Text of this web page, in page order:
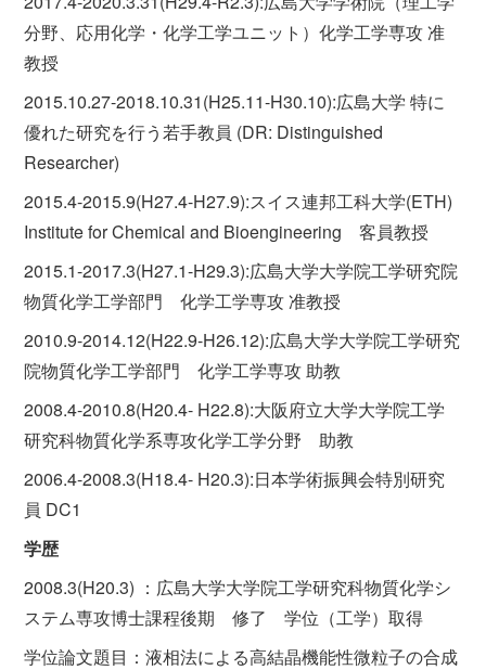
分野、応用化学・化学工学ユニット）化学工学専攻 准
教授
2015.10.27-2018.10.31(H25.11-H30.10):広島大学 特に
優れた研究を行う若手教員 (DR: Distinguished
Researcher)
2015.4-2015.9(H27.4-H27.9):スイス連邦工科大学(ETH)
Institute for Chemical and Bioengineering 客員教授
2015.1-2017.3(H27.1-H29.3):広島大学大学院工学研究院
物質化学工学部門 化学工学専攻 准教授
2010.9-2014.12(H22.9-H26.12):広島大学大学院工学研究
院物質化学工学部門 化学工学専攻 助教
2008.4-2010.8(H20.4- H22.8):大阪府立大学大学院工学
研究科物質化学系専攻化学工学分野 助教
2006.4-2008.3(H18.4- H20.3):日本学術振興会特別研究
員 DC1
学歴
2008.3(H20.3) ：広島大学大学院工学研究科物質化学シ
ステム専攻博士課程後期 修了 学位（工学）取得
学位論文題目：液相法による高結晶機能性微粒子の合成